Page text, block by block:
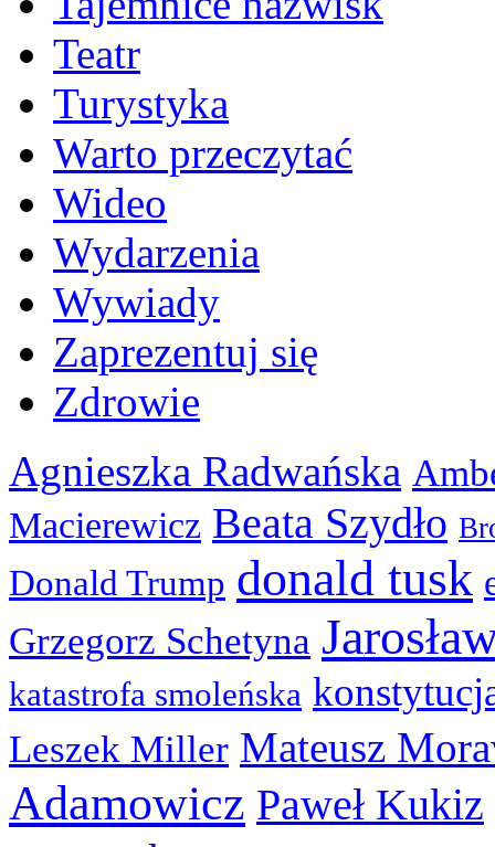
Teatr
Turystyka
Warto przeczytać
Wideo
Wydarzenia
Wywiady
Zaprezentuj się
Zdrowie
Agnieszka Radwańska
Macierewicz Beata Szydło
Donald Trump donald tusk
Grzegorz Schetyna
katastrofa smoleńska
Leszek Miller Mateusz
Adamowicz Paweł Kukiz